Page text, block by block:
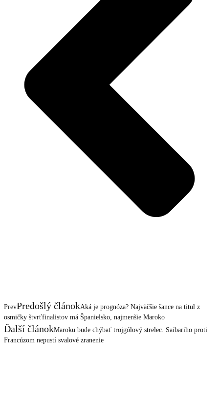
PrevPredošlý článokAká je prognóza? Najväčšie šance na titul z
osmičky štvrťfinalistov má Španielsko, najmenšie Maroko
Ďalší článokMaroku bude chýbať trojgólový strelec. Saibariho proti
Francúzom nepustí svalové zranenie